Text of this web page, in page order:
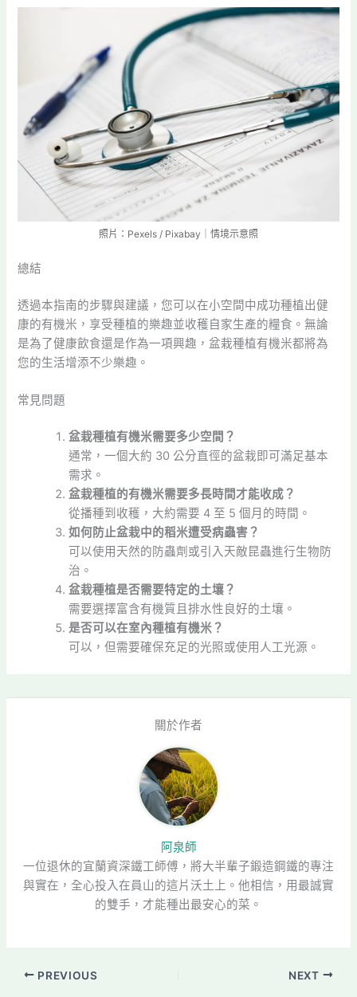
照片：Pexels / Pixabay｜情境示意照
總結
透過本指南的步驟與建議，您可以在小空間中成功種植出健
康的有機米，享受種植的樂趣並收穫自家生產的糧食。無論
是為了健康飲食還是作為一項興趣，盆栽種植有機米都將為
您的生活增添不少樂趣。
常見問題
盆栽種植有機米需要多少空間？
通常，一個大約 30 公分直徑的盆栽即可滿足基本
需求。
盆栽種植的有機米需要多長時間才能收成？
從播種到收穫，大約需要 4 至 5 個月的時間。
如何防止盆栽中的稻米遭受病蟲害？
可以使用天然的防蟲劑或引入天敵昆蟲進行生物防
治。
盆栽種植是否需要特定的土壤？
需要選擇富含有機質且排水性良好的土壤。
是否可以在室內種植有機米？
可以，但需要確保充足的光照或使用人工光源。
關於作者
阿泉師
一位退休的宜蘭資深鐵工師傅，將大半輩子鍛造鋼鐵的專注
與實在，全心投入在員山的這片沃土上。他相信，用最誠實
的雙手，才能種出最安心的菜。
PREVIOUS NEXT